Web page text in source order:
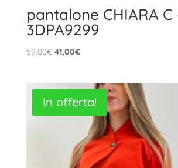
pantalone CHIARA C
3DPA9299
59,00€ Il
era:
59,00€.
41,00€Il
è:
41,00€.
In offerta!